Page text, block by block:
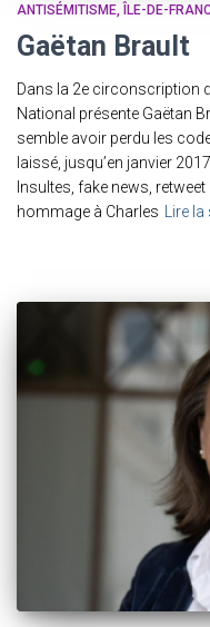
ANTISÉMITISME ÎLE-DE-
Gaëtan Brault
Dans la 2e circonscription
National présente Gaëtan
semble avoir perdu les
laissé, jusqu’en janvier
Insultes, fake news,
hommage à Charles Lire la